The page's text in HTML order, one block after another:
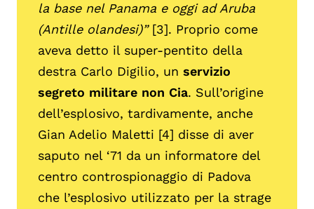
la base nel Panama e oggi ad Aruba
(Antille olandesi)” [3]. Proprio come
aveva detto il super-pentito della
destra Carlo Digilio, un servizio
segreto militare non Cia. Sull’origine
dell’esplosivo, tardivamente, anche
Gian Adelio Maletti [4] disse di aver
saputo nel ‘71 da un informatore del
centro controspionaggio di Padova
che l’esplosivo utilizzato per la strage